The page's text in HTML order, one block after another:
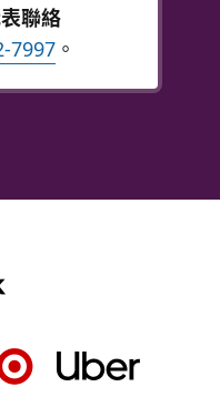
聯絡
7997。